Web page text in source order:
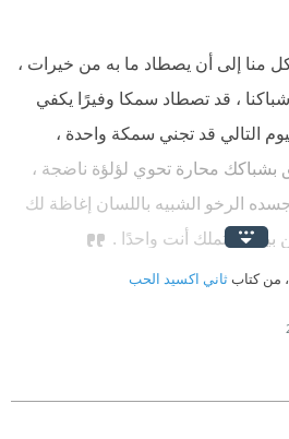
منا إلى أن يصطاد ما به من خيرات ،
، قد تصطاد سمكا وفيرًا يكفي
التالي قد تجني سمكة واحدة ،
بشباكك محارة تحوي لؤلؤة ناضجة ،
الرخو الشبيه باللسان إغاظة لك
لا تملك أنت واحدًا .
، من كتابثاني اكسيد الحب